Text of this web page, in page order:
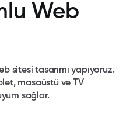
Web
sitesi tasarımı yapıyoruz.
masaüstü ve TV
sağlar.